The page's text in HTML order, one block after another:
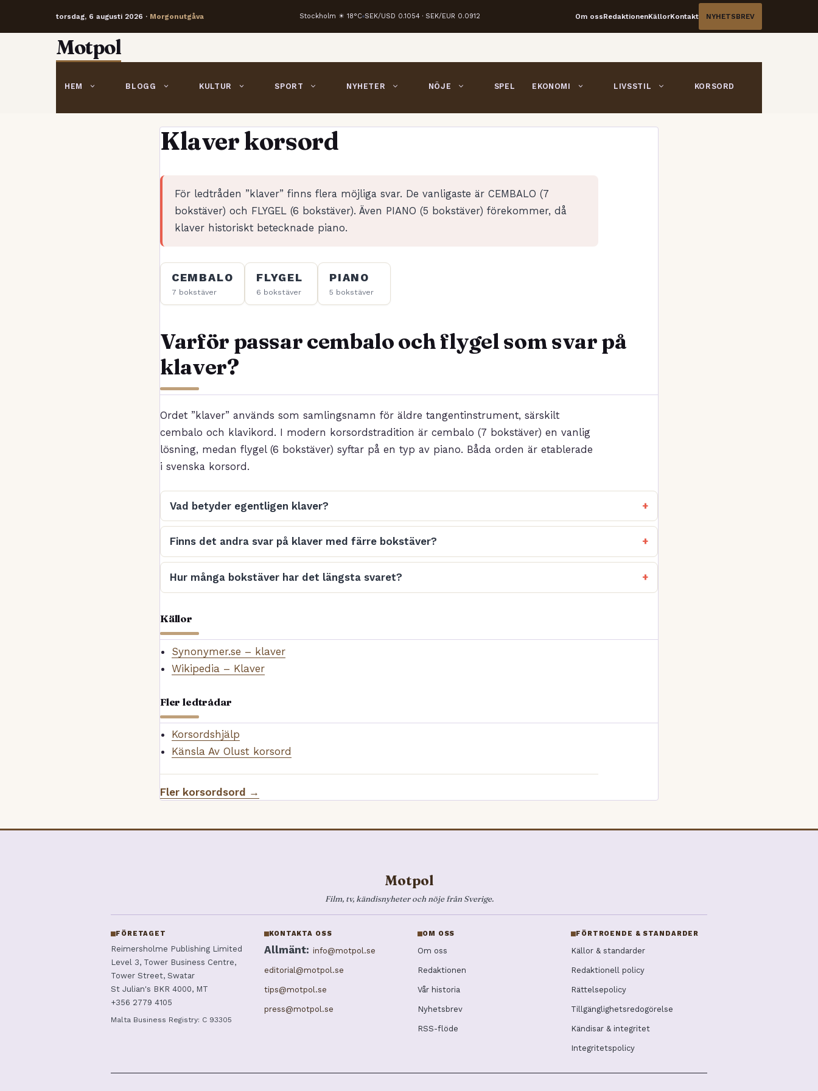
torsdag, 6 augusti 2026 · Morgonutgåva Stockholm ☀ 18°C SEK/USD 0.1054 · SEK/EUR 0.0912 Om ossRedaktionenKällorKontakt NYHETSBREV
Motpol
HEM BLOGG KULTUR SPORT NYHETER NÖJE SPEL EKONOMI LIVSSTIL KORSORD
Klaver korsord
För ledtråden ”klaver” finns flera möjliga svar. De vanligaste är CEMBALO (7
bokstäver) och FLYGEL (6 bokstäver). Även PIANO (5 bokstäver) förekommer, då
klaver historiskt betecknade piano.
CEMBALO
7 bokstäver
FLYGEL
6 bokstäver
PIANO
5 bokstäver
Varför passar cembalo och flygel som svar på
klaver?
Ordet ”klaver” används som samlingsnamn för äldre tangentinstrument, särskilt
cembalo och klavikord. I modern korsordstradition är cembalo (7 bokstäver) en vanlig
lösning, medan flygel (6 bokstäver) syftar på en typ av piano. Båda orden är etablerade
i svenska korsord.
Vad betyder egentligen klaver?
Finns det andra svar på klaver med färre bokstäver?
Hur många bokstäver har det längsta svaret?
Källor
Synonymer.se – klaver
Wikipedia – Klaver
Fler ledtrådar
Korsordshjälp
Känsla Av Olust korsord
Fler korsordsord →
Motpol
Film, tv, kändisnyheter och nöje från Sverige.
FÖRETAGET
Reimersholme Publishing Limited
Level 3, Tower Business Centre,
Tower Street, Swatar
St Julian's BKR 4000, MT
+356 2779 4105
Malta Business Registry: C 93305
KONTAKTA OSS
Allmänt: info@motpol.se
editorial@motpol.se
tips@motpol.se
press@motpol.se
OM OSS
Om oss
Redaktionen
Vår historia
Nyhetsbrev
RSS-flöde
FÖRTROENDE & STANDARDER
Källor & standarder
Redaktionell policy
Rättelsepolicy
Tillgänglighetsredogörelse
Kändisar & integritet
Integritetspolicy